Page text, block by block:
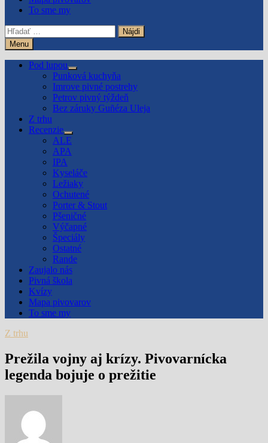
To sme my
Hľadať:
Menu
Pod lupou
Show
sub
menu
Punková kuchyňa
Imrove pivné postrehy
Petrov pivný týždeň
Bez záruky Guñéza Uleja
Z trhu
Recenzie
Show
sub
menu
ALE
APA
IPA
Kyseláče
Ležiaky
Ochutené
Porter & Stout
Pšeničné
Výčapné
Špeciály
Ostatné
Rande
Zaujalo nás
Pivná škola
Kvízy
Mapa pivovarov
To sme my
Z trhu
Prežila vojny aj krízy. Pivovarnícka
legenda bojuje o prežitie